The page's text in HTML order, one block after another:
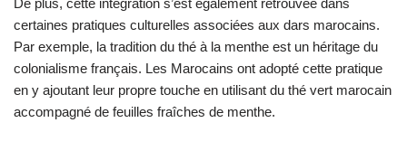
certaines pratiques culturelles associées aux dars marocains.
Par exemple, la tradition du thé à la menthe est un héritage du
colonialisme français. Les Marocains ont adopté cette pratique
en y ajoutant leur propre touche en utilisant du thé vert marocain
accompagné de feuilles fraîches de menthe.